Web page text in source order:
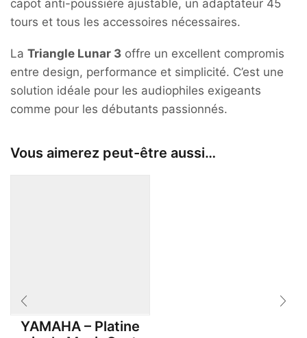
capot anti-poussière ajustable, un adaptateur 45
tours et tous les accessoires nécessaires.
La Triangle Lunar 3 offre un excellent compromis
entre design, performance et simplicité. C’est une
solution idéale pour les audiophiles exigeants
comme pour les débutants passionnés.
Vous aimerez peut-être aussi…
YAMAHA – Platine